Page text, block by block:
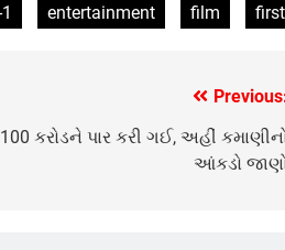
entertainment film
કરોડને પાર કરી ગઈ, અહીં
આંકડો